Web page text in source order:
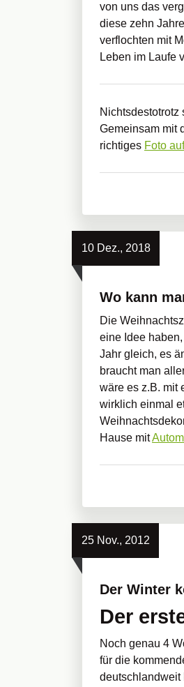
von uns das
diese zehn
verflochten mit
Leben im Laufe
Nichtsdestotrotz
Gemeinsam mit
richtiges Foto
10 Dez., 2018
Wo kann
Die
eine Idee
Jahr gleich, es
braucht man
wäre es z.B. mit
wirklich einmal
Hause mit
25 Nov., 2012
Der Winter
Der
Noch genau 4
für die
deutschlandweit